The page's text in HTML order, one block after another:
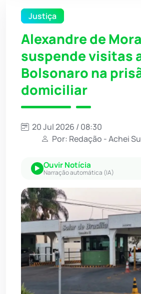
Justiça
Alexandre de
suspende visitas
Bolsonaro na
domiciliar
20 Jul 2026 / 08:30
Por: Redação - Achei
Ouvir Notícia
Narração automática (IA)